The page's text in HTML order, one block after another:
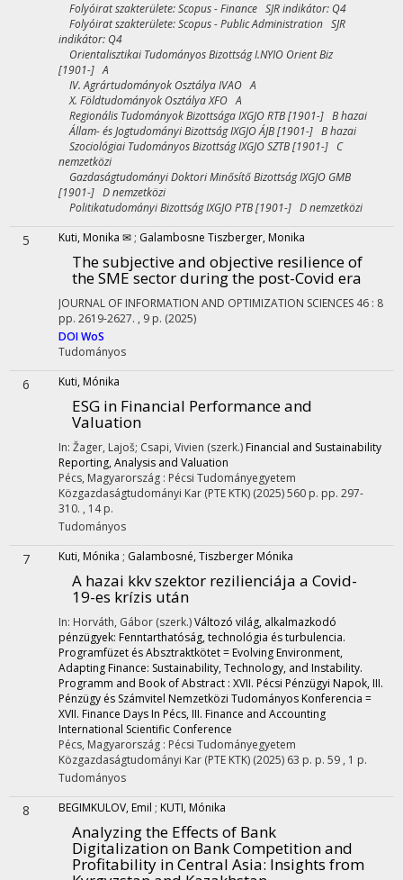
Folyóirat szakterülete: Scopus - Finance SJR indikátor: Q4
Folyóirat szakterülete: Scopus - Public Administration SJR
indikátor: Q4
Orientalisztikai Tudományos Bizottság I.NYIO Orient Biz
[1901-] A
IV. Agrártudományok Osztálya IVAO A
X. Földtudományok Osztálya XFO A
Regionális Tudományok Bizottsága IXGJO RTB [1901-] B hazai
Állam- és Jogtudományi Bizottság IXGJO ÁJB [1901-] B hazai
Szociológiai Tudományos Bizottság IXGJO SZTB [1901-] C
nemzetközi
Gazdaságtudományi Doktori Minősítő Bizottság IXGJO GMB
[1901-] D nemzetközi
Politikatudományi Bizottság IXGJO PTB [1901-] D nemzetközi
5 Kuti, Monika ✉ ; Galambosne Tiszberger, Monika
The subjective and objective resilience of
the SME sector during the post-Covid era
JOURNAL OF INFORMATION AND OPTIMIZATION SCIENCES 46 : 8
pp. 2619-2627. , 9 p. (2025)
DOIWoS
Tudományos
6 Kuti, Mónika
ESG in Financial Performance and
Valuation
In: Žager, Lajoš; Csapi, Vivien (szerk.) Financial and Sustainability
Reporting, Analysis and Valuation
Pécs, Magyarország : Pécsi Tudományegyetem
Közgazdaságtudományi Kar (PTE KTK) (2025)560 p. pp. 297-
310. , 14 p.
Tudományos
7 Kuti, Mónika ; Galambosné, Tiszberger Mónika
A hazai kkv szektor rezilienciája a Covid-
19-es krízis után
In: Horváth, Gábor (szerk.)Változó világ, alkalmazkodó
pénzügyek: Fenntarthatóság, technológia és turbulencia.
Programfüzet és Absztraktkötet = Evolving Environment,
Adapting Finance: Sustainability, Technology, and Instability.
Programm and Book of Abstract : XVII. Pécsi Pénzügyi Napok, III.
Pénzügy és Számvitel Nemzetközi Tudományos Konferencia =
XVII. Finance Days In Pécs, III. Finance and Accounting
International Scientific Conference
Pécs, Magyarország : Pécsi Tudományegyetem
Közgazdaságtudományi Kar (PTE KTK) (2025) 63 p. p. 59 , 1 p.
Tudományos
8 BEGIMKULOV, Emil ; KUTI, Mónika
Analyzing the Effects of Bank
Digitalization on Bank Competition and
Profitability in Central Asia: Insights from